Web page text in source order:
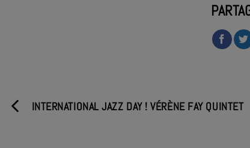
INTERNATIONAL JAZZ DAY ! VÉRÈNE FAY QUINTET